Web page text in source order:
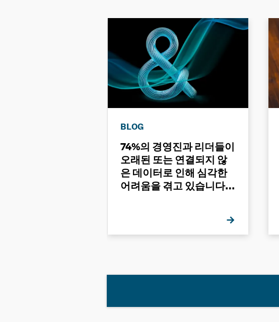
BLOG
74%의 경영진과 리더들이
오래된 또는 연결되지 않
은 데이터로 인해 심각한
어려움을 겪고 있습니다 -